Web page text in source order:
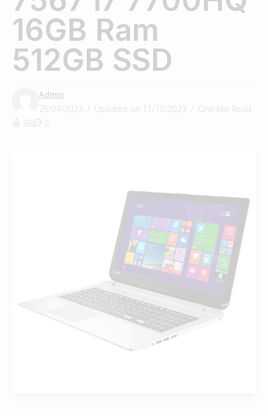
16GB Ram
512GB SSD
Admin
26/04/2023
Updated on 11/10/2023
One Min Read
36
0